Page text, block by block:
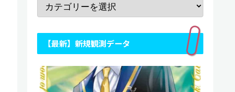
【最新】新規観測データ